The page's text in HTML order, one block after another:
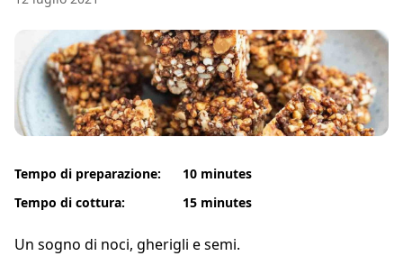
Tempo di preparazione:
Tempo di cottura:
10 minutes
15 minutes
Un sogno di noci, gherigli e semi.